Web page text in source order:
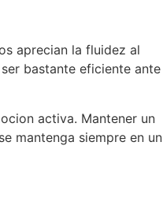
aprecian la fluidez al
bastante eficiente ante
activa. Mantener un
mantenga siempre en un